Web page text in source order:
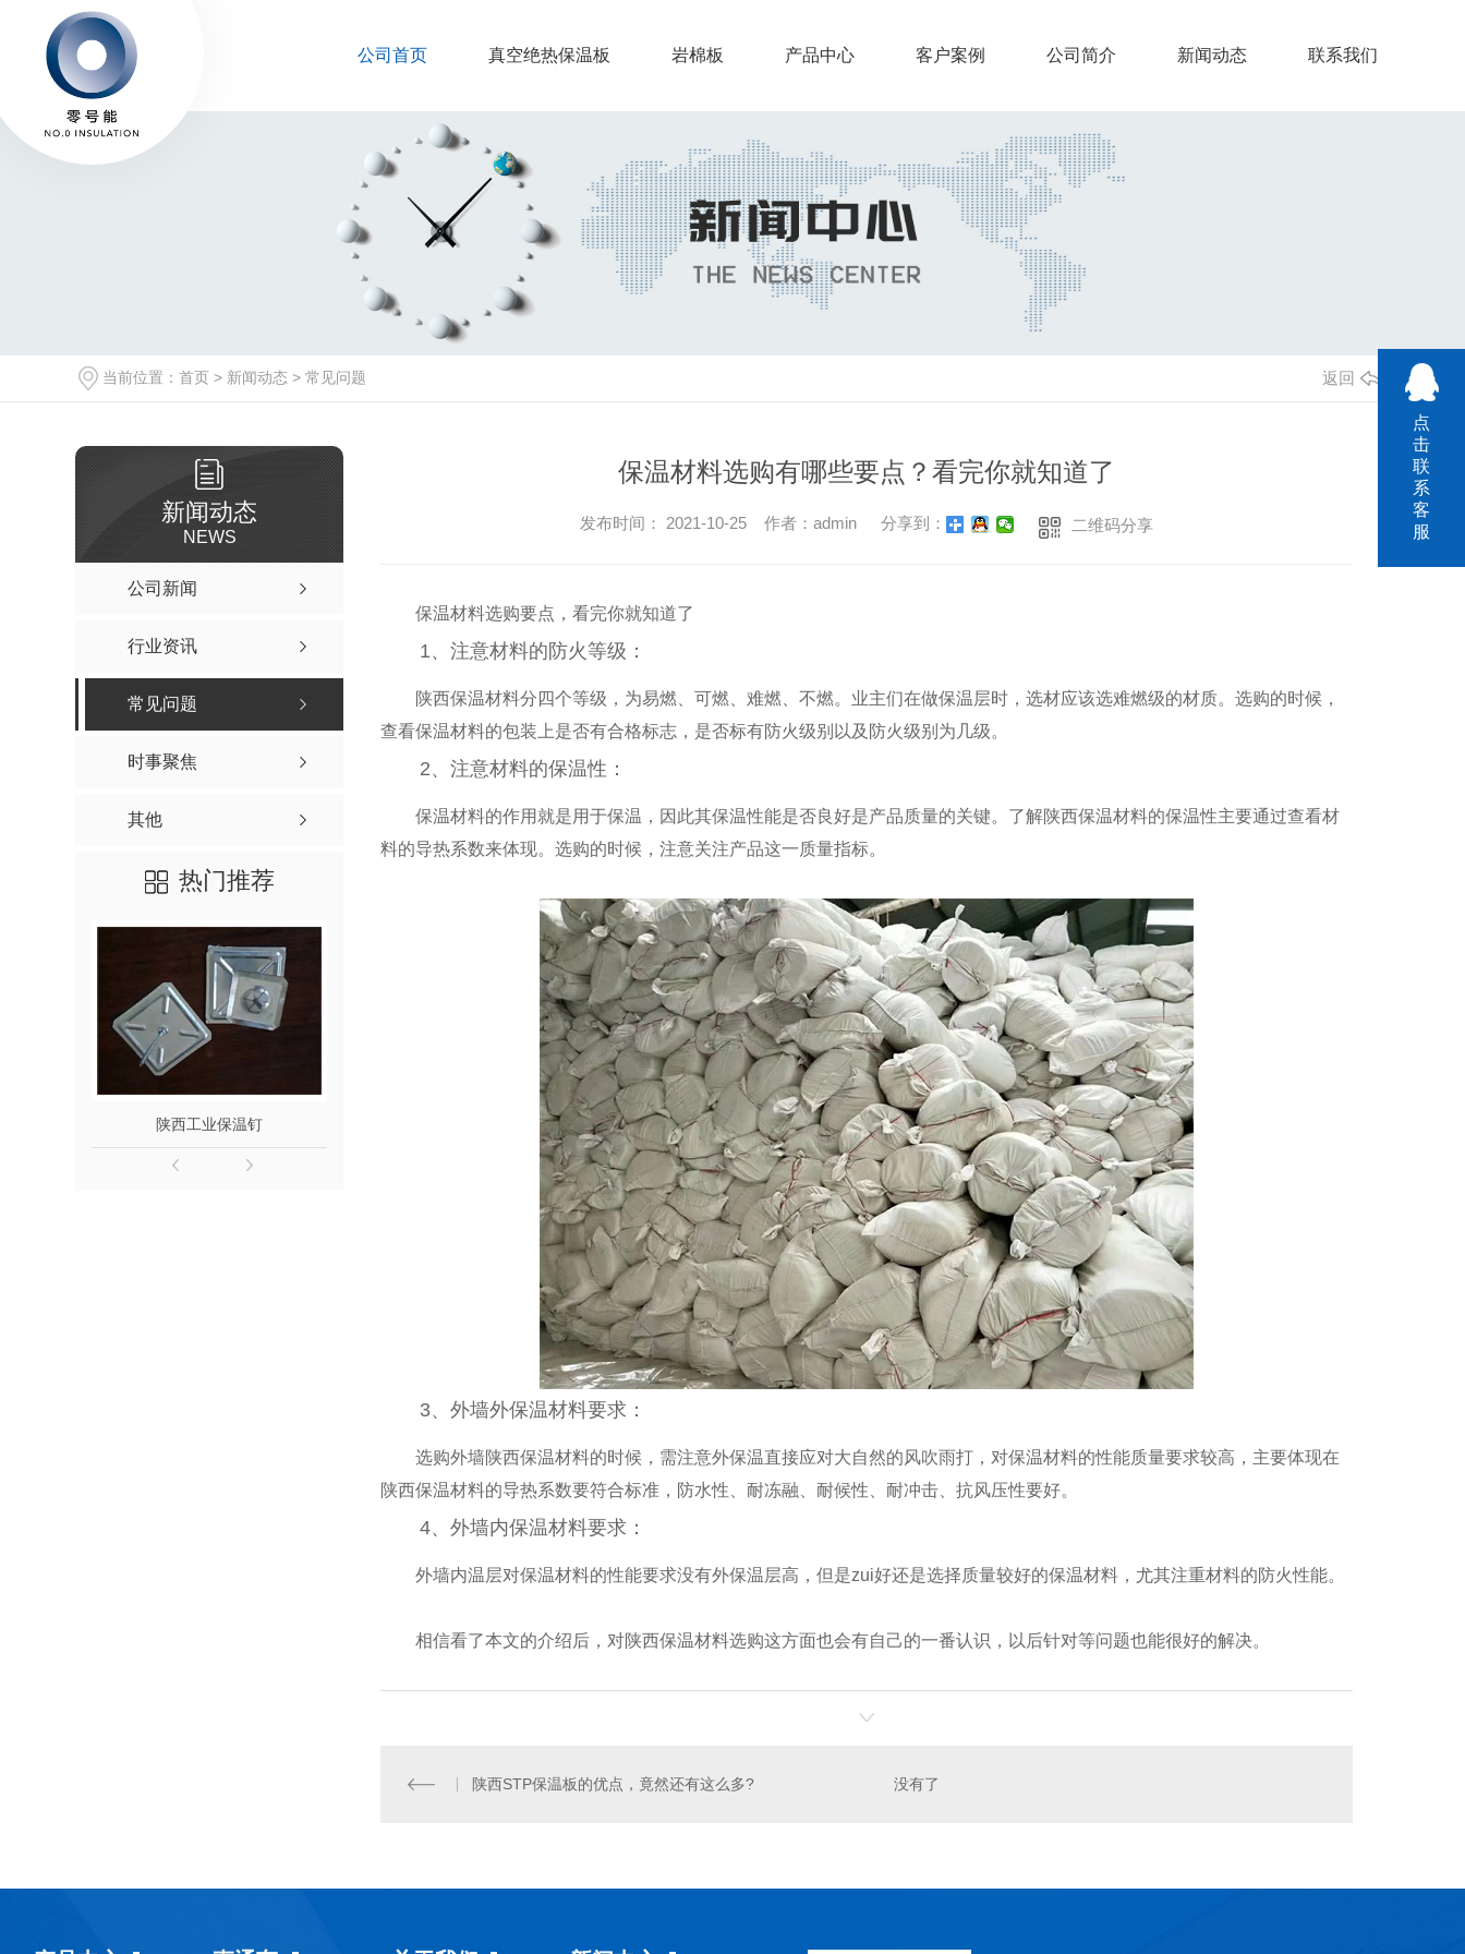
公司首页 真空绝热保温板 岩棉板 产品中心 客户案例 公司简介 新闻动态 联系我们
当前位置： 首页 > 新闻动态 > 常见问题 返回
新闻动态
NEWS
公司新闻
行业资讯
常见问题
时事聚焦
其他
热门推荐
陕西工业保温钉 陕西STP保温板生产 陕西真空绝热保温板
保温材料选购有哪些要点？看完你就知道了
发布时间： 2021-10-25 作者：admin 分享到： 二维码分享
保温材料选购要点，看完你就知道了
1、注意材料的防火等级：
陕西保温材料分四个等级，为易燃、可燃、难燃、不燃。业主们在做保温层时，选材应该选难燃级的材质。选购的时候，
查看保温材料的包装上是否有合格标志，是否标有防火级别以及防火级别为几级。
2、注意材料的保温性：
保温材料的作用就是用于保温，因此其保温性能是否良好是产品质量的关键。了解陕西保温材料的保温性主要通过查看材
料的导热系数来体现。选购的时候，注意关注产品这一质量指标。
3、外墙外保温材料要求：
选购外墙陕西保温材料的时候，需注意外保温直接应对大自然的风吹雨打，对保温材料的性能质量要求较高，主要体现在
陕西保温材料的导热系数要符合标准，防水性、耐冻融、耐候性、耐冲击、抗风压性要好。
4、外墙内保温材料要求：
外墙内温层对保温材料的性能要求没有外保温层高，但是zui好还是选择质量较好的保温材料，尤其注重材料的防火性能。
相信看了本文的介绍后，对陕西保温材料选购这方面也会有自己的一番认识，以后针对等问题也能很好的解决。
陕西STP保温板的优点，竟然还有这么多? 没有了
点
击
联
系
客
服